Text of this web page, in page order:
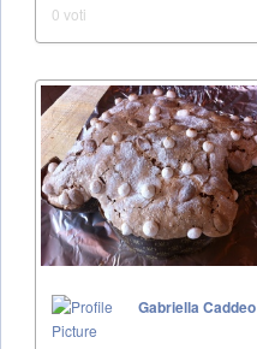
0 voti
Gabriella Caddeo